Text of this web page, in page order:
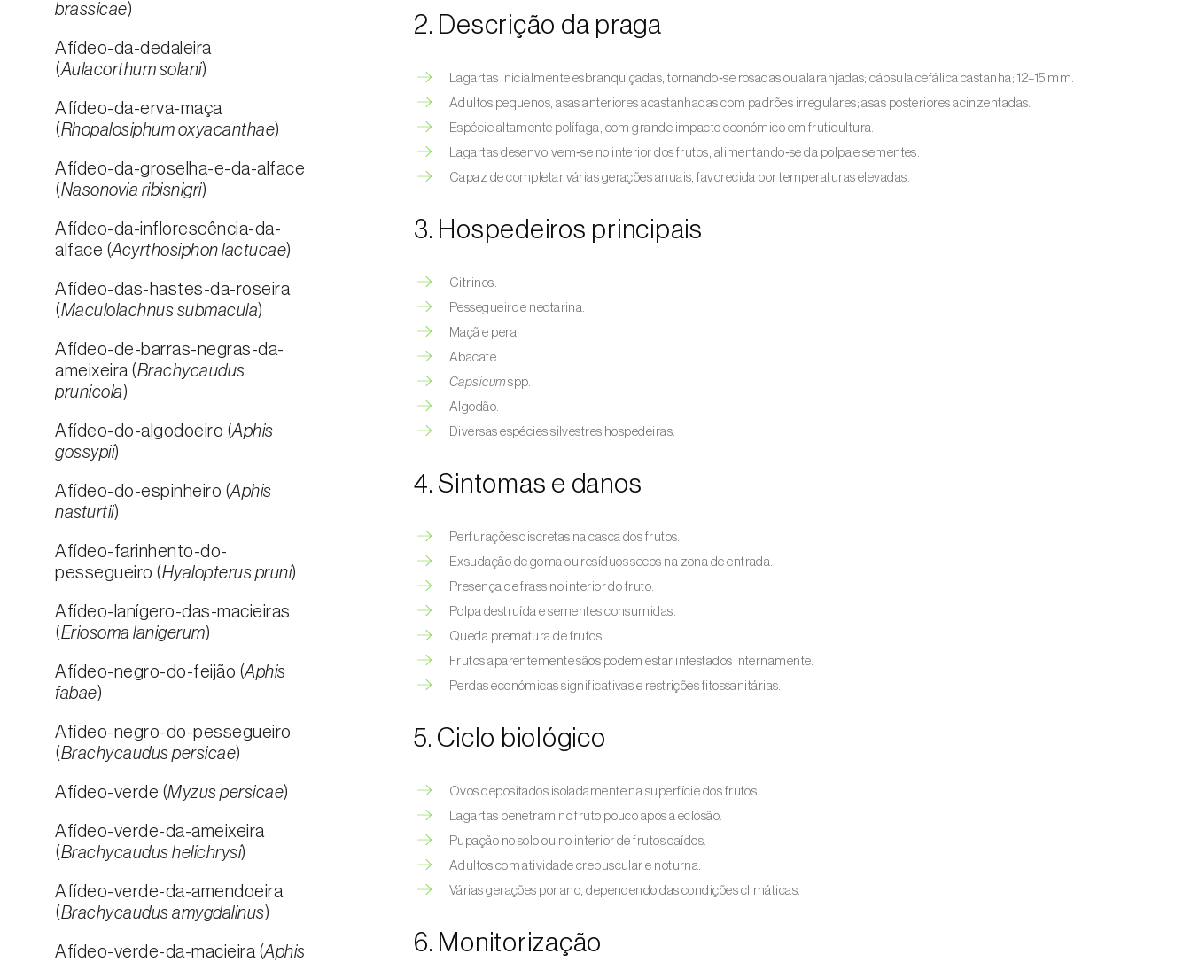
brassicae)
Afídeo-da-dedaleira
(Aulacorthum solani)
Afídeo-da-erva-maça
(Rhopalosiphum oxyacanthae)
Afídeo-da-groselha-e-da-alface
(Nasonovia ribisnigri)
Afídeo-da-inflorescência-da-
alface (Acyrthosiphon lactucae)
Afídeo-das-hastes-da-roseira
(Maculolachnus submacula)
Afídeo-de-barras-negras-da-
ameixeira (Brachycaudus
prunicola)
Afídeo-do-algodoeiro (Aphis
gossypii)
Afídeo-do-espinheiro (Aphis
nasturtii)
Afídeo-farinhento-do-
pessegueiro (Hyalopterus pruni)
Afídeo-lanígero-das-macieiras
(Eriosoma lanigerum)
Afídeo-negro-do-feijão (Aphis
fabae)
Afídeo-negro-do-pessegueiro
(Brachycaudus persicae)
Afídeo-verde (Myzus persicae)
Afídeo-verde-da-ameixeira
(Brachycaudus helichrysi)
Afídeo-verde-da-amendoeira
(Brachycaudus amygdalinus)
Afídeo-verde-da-macieira (Aphis
2. Descrição da praga
Lagartas inicialmente esbranquiçadas, tornando‑se rosadas ou alaranjadas; cápsula cefálica castanha; 12–15 mm.
Adultos pequenos, asas anteriores acastanhadas com padrões irregulares; asas posteriores acinzentadas.
Espécie altamente polífaga, com grande impacto económico em fruticultura.
Lagartas desenvolvem‑se no interior dos frutos, alimentando‑se da polpa e sementes.
Capaz de completar várias gerações anuais, favorecida por temperaturas elevadas.
3. Hospedeiros principais
Citrinos.
Pessegueiro e nectarina.
Maçã e pera.
Abacate.
Capsicum spp.
Algodão.
Diversas espécies silvestres hospedeiras.
4. Sintomas e danos
Perfurações discretas na casca dos frutos.
Exsudação de goma ou resíduos secos na zona de entrada.
Presença de frass no interior do fruto.
Polpa destruída e sementes consumidas.
Queda prematura de frutos.
Frutos aparentemente sãos podem estar infestados internamente.
Perdas económicas significativas e restrições fitossanitárias.
5. Ciclo biológico
Ovos depositados isoladamente na superfície dos frutos.
Lagartas penetram no fruto pouco após a eclosão.
Pupação no solo ou no interior de frutos caídos.
Adultos com atividade crepuscular e noturna.
Várias gerações por ano, dependendo das condições climáticas.
6. Monitorização